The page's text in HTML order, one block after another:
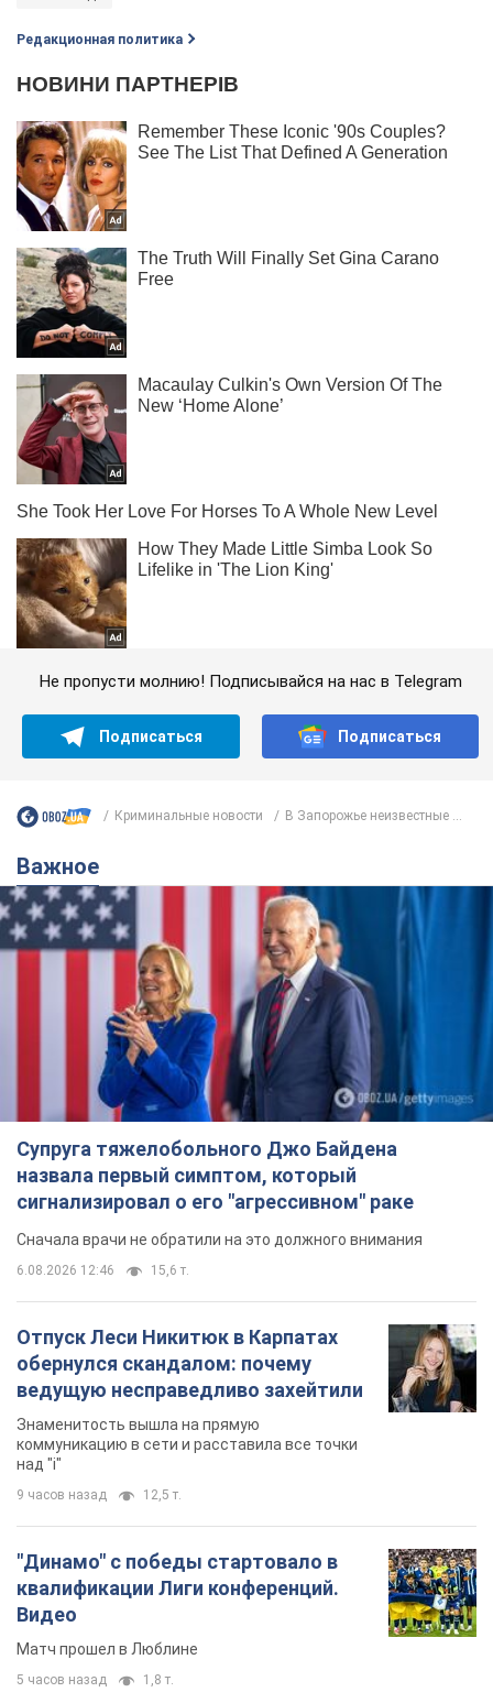
Редакционная политика
Не пропусти молнию! Подписывайся на нас в Telegram
Подписаться Подписаться
Криминальные новости В Запорожье неизвестные ...
Важное
Супруга тяжелобольного Джо Байдена
назвала первый симптом, который
сигнализировал о его "агрессивном" раке
Сначала врачи не обратили на это должного внимания
6.08.2026 12:46 15,6 т.
Отпуск Леси Никитюк в Карпатах
обернулся скандалом: почему
ведущую несправедливо захейтили
Знаменитость вышла на прямую
коммуникацию в сети и расставила все точки
над "i"
9 часов назад 12,5 т.
"Динамо" с победы стартовало в
квалификации Лиги конференций.
Видео
Матч прошел в Люблине
5 часов назад 1,8 т.